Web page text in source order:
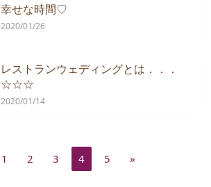
幸せな時間♡
2020/01/26
レストランウェディングとは．．．
☆☆☆
2020/01/14
1 2 3 4 5 »